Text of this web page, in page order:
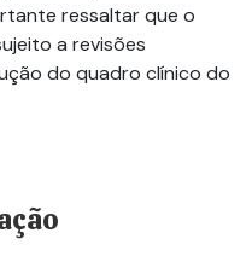
ressaltar que o
a revisões
do quadro clínico do